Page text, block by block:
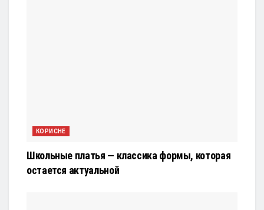
КОРИСНЕ
Школьные платья — классика формы, которая
остается актуальной